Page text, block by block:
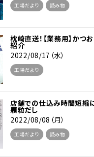
工場だより 読み物
枕崎直送！【業務用】かつ
紹介
2022/08/17（水）
工場だより
店舗での仕込み時間短縮
顆粒だし
2022/08/08（月）
工場だより 読み物